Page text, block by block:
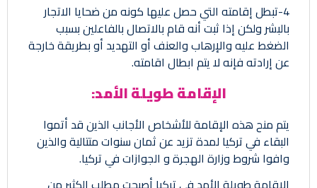
4-تبطل إقامته التي حصل عليها كونه من ضحايا الاتجار
بالبشر ولكن إذا ثبت أنه قام بالاتصال بالفاعلين بسبب
الضغط عليه والإرهاب والعنف أو التهديد أو بطريقة خارجة
عن إرادته فإنه لا يتم ابطال اقامته.
الإقامة طويلة الأمد:
يتم منح هذه الإقامة للأشخاص الأجانب الذين قد أتموا
البقاء في تركيا لمدة تزيد عن ثمان سنوات متتالية والذين
وافوا شروط وزارة الهجرة و الجوازات في تركيا.